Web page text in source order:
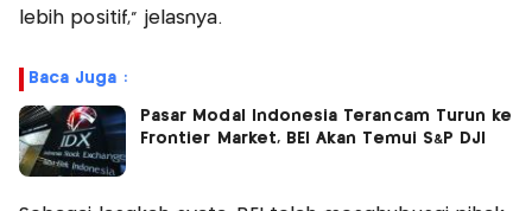
lebih positif,” jelasnya.
Baca Juga :
Pasar Modal Indonesia Terancam Turun ke
Frontier Market, BEI Akan Temui S&P DJI